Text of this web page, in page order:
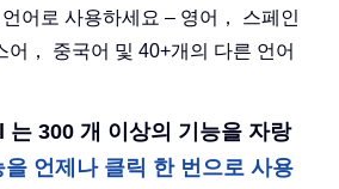
어로 사용하세요 – 영어， 스페인
어， 중국어 및 40+개의 다른 언어
300 개 이상의 기능을 자랑
을 언제나 클릭 한 번으로 사용